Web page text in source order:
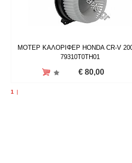
ΜΟΤΕΡ ΚΑΛΟΡΙΦΕΡ HONDA CR-V
79310T0TH01
€ 80,00
1